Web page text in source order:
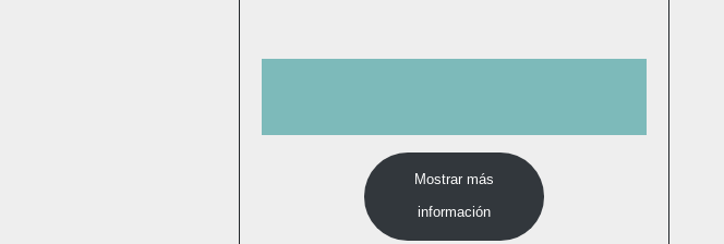
Mostrar más
información